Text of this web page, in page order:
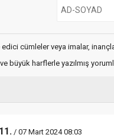
cümleler veya imalar,
büyük harflerle yazılmış
/ 07 Mart 2024 08:03